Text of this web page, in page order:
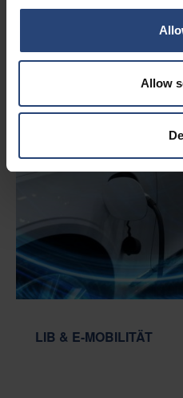
Allow
LIB & E-MOBILITÄT